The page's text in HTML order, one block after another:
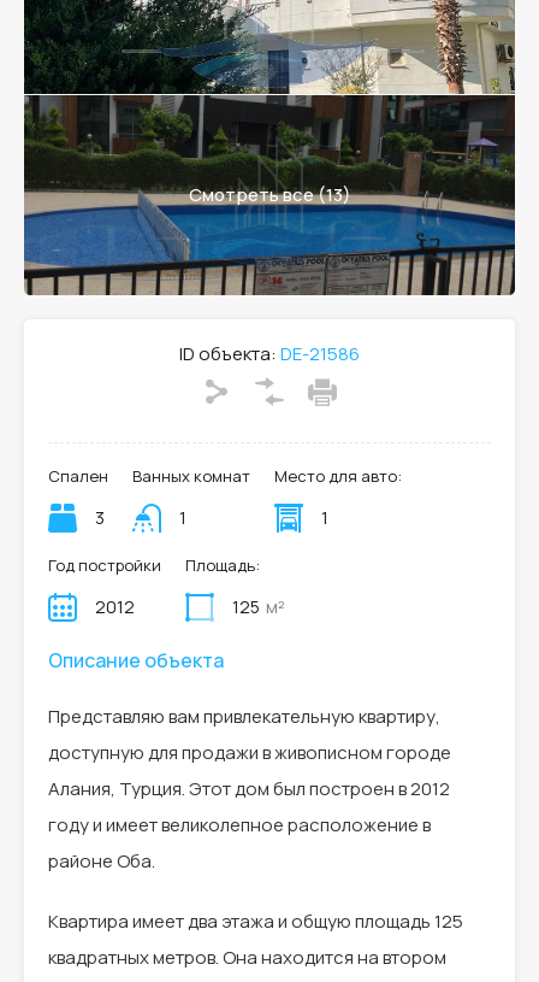
Смотреть все (13)
ID объекта: DE-21586
Спален
3
Ванных комнат
1
Место для авто:
1
Год постройки
2012
Площадь:
125 м²
Описание объекта
Представляю вам привлекательную квартиру,
доступную для продажи в живописном городе
Алания, Турция. Этот дом был построен в 2012
году и имеет великолепное расположение в
районе Оба.
Квартира имеет два этажа и общую площадь 125
квадратных метров. Она находится на втором